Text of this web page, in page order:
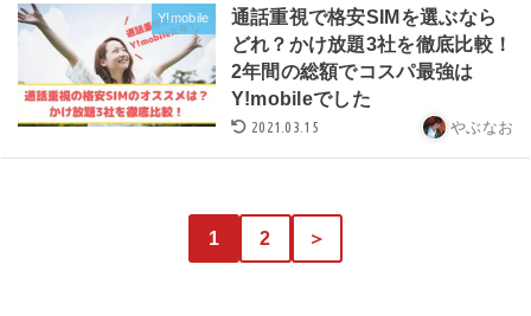
Y!mobile
通話重視で格安SIMを選ぶなら
どれ？かけ放題3社を徹底比較！
2年間の総額でコスパ最強は
Y!mobileでした
2021.03.15 やぶなお
1 2 ＞